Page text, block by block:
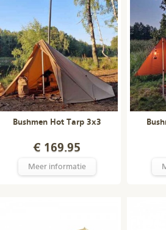
Bushmen Hot Tarp 3x3
€ 169.95
Meer informatie